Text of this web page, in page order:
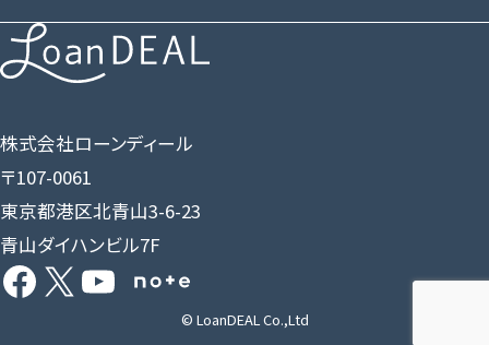
株式会社ローンディール
〒107-0061
東京都港区北青山3-6-23
青山ダイハンビル7F
Facebook
X YouTube
Share Icon
© LoanDEAL Co.,Ltd